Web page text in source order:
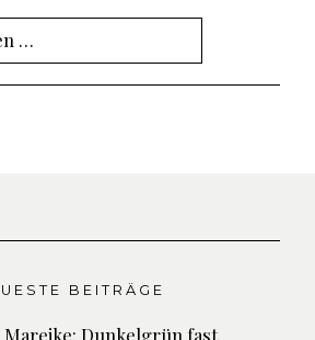
BEITRÄGE
Dunkelgrün fast